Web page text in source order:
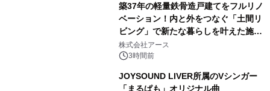
築37年の軽量鉄骨造戸建てをフルリノ
ベーション！内と外をつなぐ「土間リ
ビング」で新たな暮らしを叶えた施工
事例を株式会社アースが公開
株式会社アース
3時間前
JOYSOUND LIVER所属のVシンガー
「まるぱも」オリジナル曲